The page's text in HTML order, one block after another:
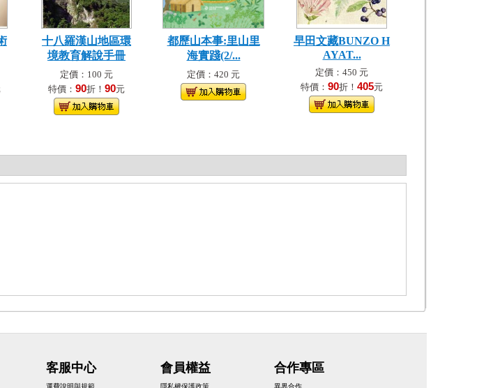
十八羅漢山地區環
境教育解說手冊
定價：100 元
特價： 90折！ 90元
都歷山本事:里山里
海實踐(2/...
定價：420 元
早田文藏BUNZO H
AYAT...
定價：450 元
特價： 90折！ 405元
客服中心
運費說明與規範
會員權益
隱私權保護政策
合作專區
異界合作